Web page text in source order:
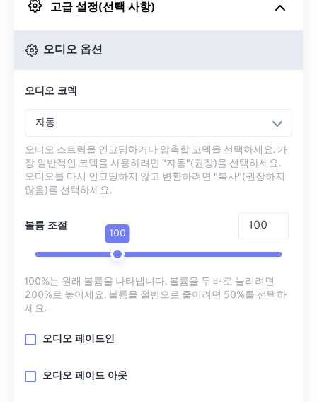
Google 드라이브에서
고급 설정(선택 사항)
오디오 옵션
오디오 코덱
자동
오디오 스트림을 인코딩하거나 압축할 코덱을 선택하세요. 가
장 일반적인 코덱을 사용하려면 "자동"(권장)을 선택하세요.
오디오를 다시 인코딩하지 않고 변환하려면 "복사"(권장하지
않음)를 선택하세요.
볼륨 조절
100
100%는 원래 볼륨을 나타냅니다. 볼륨을 두 배로 늘리려면
200%로 높이세요. 볼륨을 절반으로 줄이려면 50%를 선택하
세요.
오디오 페이드인
오디오 페이드 아웃